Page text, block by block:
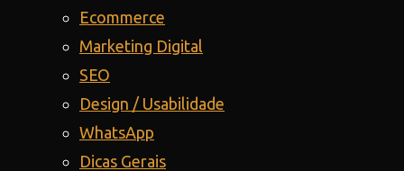
Ecommerce
Marketing Digital
SEO
Design / Usabilidade
WhatsApp
Dicas Gerais